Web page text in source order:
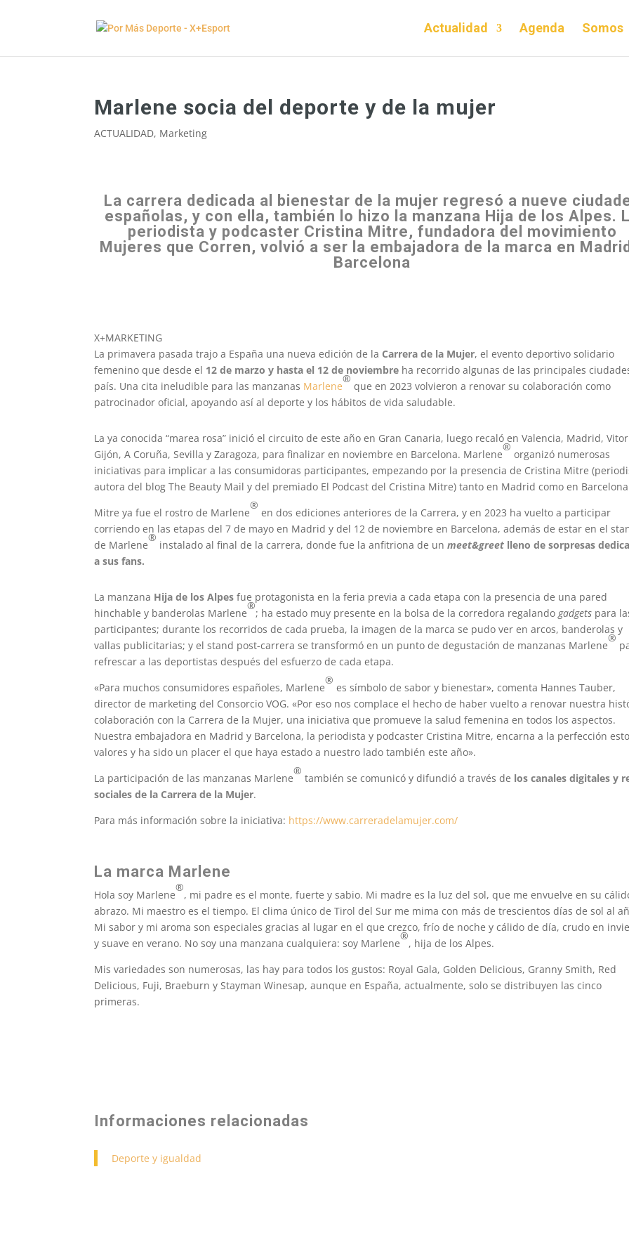
Actualidad Agenda Somos
Marlene socia del deporte y de la mujer
ACTUALIDAD, Marketing
La carrera dedicada al bienestar de la mujer regresó a nueve
españolas, y con ella, también lo hizo la manzana Hija de los Alpes.
periodista y podcaster Cristina Mitre, fundadora del movimiento
Mujeres que Corren, volvió a ser la embajadora de la marca en
Barcelona
X+MARKETING
La primavera pasada trajo a España una nueva edición de la Carrera de la Mujer, el evento deportivo solidario
femenino que desde el 12 de marzo y hasta el 12 de noviembre ha recorrido algunas de las principales
país. Una cita ineludible para las manzanas Marlene
®
que en 2023 volvieron a renovar su colaboración como
patrocinador oficial, apoyando así al deporte y los hábitos de vida saludable.
La ya conocida “marea rosa” inició el circuito de este año en Gran Canaria, luego recaló en Valencia, Madrid,
Gijón, A Coruña, Sevilla y Zaragoza, para finalizar en noviembre en Barcelona. Marlene
®
organizó numerosas
iniciativas para implicar a las consumidoras participantes, empezando por la presencia de Cristina Mitre
autora del blog The Beauty Mail y del premiado El Podcast del Cristina Mitre) tanto en Madrid como en
Mitre ya fue el rostro de Marlene
®
en dos ediciones anteriores de la Carrera, y en 2023 ha vuelto a participar
corriendo en las etapas del 7 de mayo en Madrid y del 12 de noviembre en Barcelona, además de estar en el
de Marlene
®
instalado al final de la carrera, donde fue la anfitriona de unmeet&greet lleno de sorpresas
a sus fans.
La manzana Hija de los Alpes fue protagonista en la feria previa a cada etapa con la presencia de una pared
hinchable y banderolas Marlene
®
; ha estado muy presente en la bolsa de la corredora regalandogadgets para
participantes; durante los recorridos de cada prueba, la imagen de la marca se pudo ver en arcos, banderolas y
vallas publicitarias; y el stand post-carrera se transformó en un punto de degustación de manzanas Marlene
®
refrescar a las deportistas después del esfuerzo de cada etapa.
«Para muchos consumidores españoles, Marlene
®
es símbolo de sabor y bienestar», comenta Hannes Tauber,
director de marketing del Consorcio VOG. «Por eso nos complace el hecho de haber vuelto a renovar nuestra
colaboración con la Carrera de la Mujer, una iniciativa que promueve la salud femenina en todos los aspectos.
Nuestra embajadora en Madrid y Barcelona, la periodista y podcaster Cristina Mitre, encarna a la perfección
valores y ha sido un placer el que haya estado a nuestro lado también este año».
La participación de las manzanas Marlene
®
también se comunicó y difundió a través de los canales digitales y
sociales de la Carrera de la Mujer.
Para más información sobre la iniciativa: https://www.carreradelamujer.com/
La marca Marlene
Hola soy Marlene
®
, mi padre es el monte, fuerte y sabio. Mi madre es la luz del sol, que me envuelve en su
abrazo. Mi maestro es el tiempo. El clima único de Tirol del Sur me mima con más de trescientos días de sol al
Mi sabor y mi aroma son especiales gracias al lugar en el que crezco, frío de noche y cálido de día, crudo en
y suave en verano. No soy una manzana cualquiera: soy Marlene
®
, hija de los Alpes.
Mis variedades son numerosas, las hay para todos los gustos: Royal Gala, Golden Delicious, Granny Smith, Red
Delicious, Fuji, Braeburn y Stayman Winesap, aunque en España, actualmente, solo se distribuyen las cinco
primeras.
Informaciones relacionadas
Deporte y igualdad